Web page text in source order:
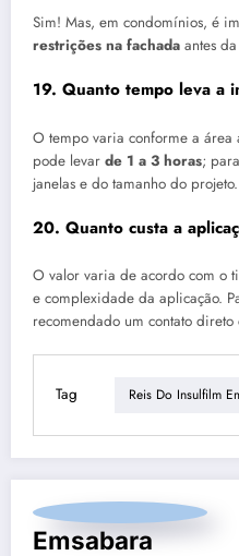
Sim! Mas, em condomínios, é
restrições na fachada antes
19. Quanto tempo leva a
O tempo varia conforme a área
pode levar de 1 a 3 horas;
janelas e do tamanho do projeto.
20. Quanto custa a
O valor varia de acordo com o
e complexidade da aplicação.
recomendado um contato direto
Tag Reis Do Insulfilm
Emsabara